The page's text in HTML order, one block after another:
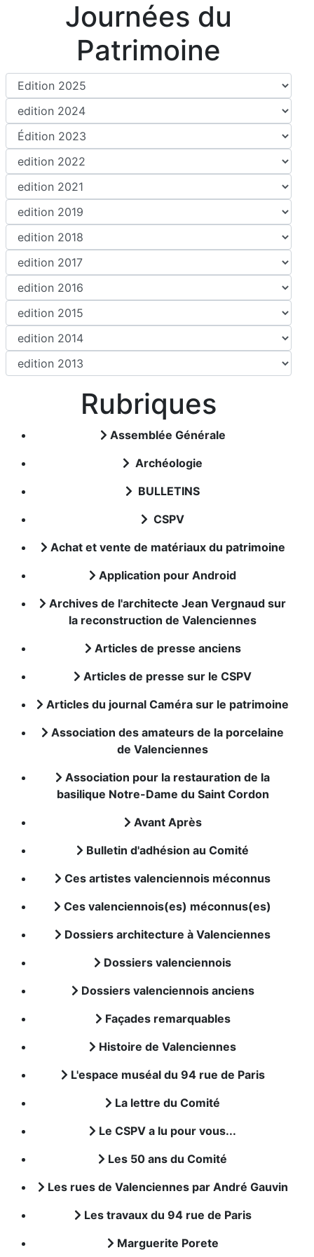
Journées du
Patrimoine
Rubriques
Assemblée Générale
Archéologie
BULLETINS
CSPV
Achat et vente de matériaux du patrimoine
Application pour Android
Archives de l'architecte Jean Vergnaud sur
la reconstruction de Valenciennes
Articles de presse anciens
Articles de presse sur le CSPV
Articles du journal Caméra sur le patrimoine
Association des amateurs de la porcelaine
de Valenciennes
Association pour la restauration de la
basilique Notre-Dame du Saint Cordon
Avant Après
Bulletin d'adhésion au Comité
Ces artistes valenciennois méconnus
Ces valenciennois(es) méconnus(es)
Dossiers architecture à Valenciennes
Dossiers valenciennois
Dossiers valenciennois anciens
Façades remarquables
Histoire de Valenciennes
L'espace muséal du 94 rue de Paris
La lettre du Comité
Le CSPV a lu pour vous...
Les 50 ans du Comité
Les rues de Valenciennes par André Gauvin
Les travaux du 94 rue de Paris
Marguerite Porete